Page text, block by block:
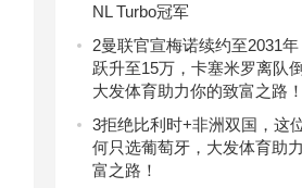
NL Turbo冠军
2曼联官宣梅诺续约至2031
跃升至15万，卡塞米罗离队
大发体育助力你的致富之路！
3拒绝比利时+非洲双国，这
何只选葡萄牙，大发体育助
富之路！